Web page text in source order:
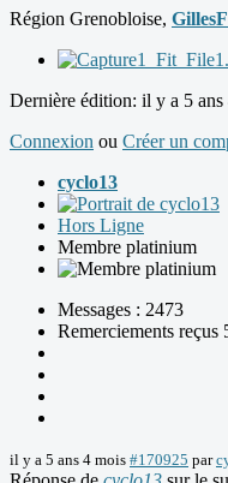
Région Grenobloise,
Dernière édition: il y a 5
Connexion ou Créer un
cyclo13
Hors Ligne
Membre platinium
Messages : 2473
Remerciements reçus
il y a 5 ans 4 mois #170925 par